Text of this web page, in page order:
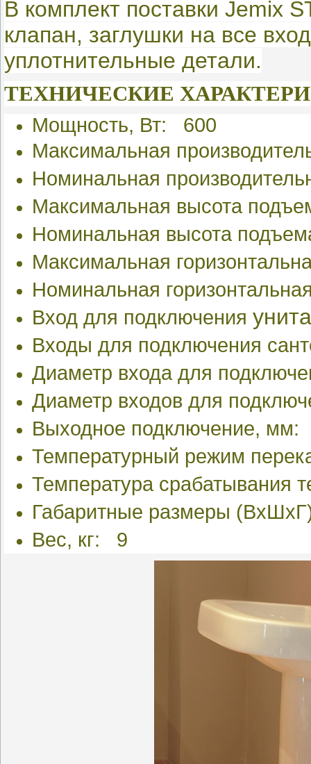
В комплект поставки Jemix
клапан, заглушки на все
уплотнительные детали.
ТЕХНИЧЕСКИЕ
Мощность, Вт: 600
Максимальная
Номинальная
Максимальная высота
Номинальная высота
Максимальная
Номинальная
Вход для подключения
Входы для подключения
Диаметр входа для
Диаметр входов для
Выходное подключение,
Температурный режим
Температура срабатывания
Габаритные размеры
Вес, кг: 9